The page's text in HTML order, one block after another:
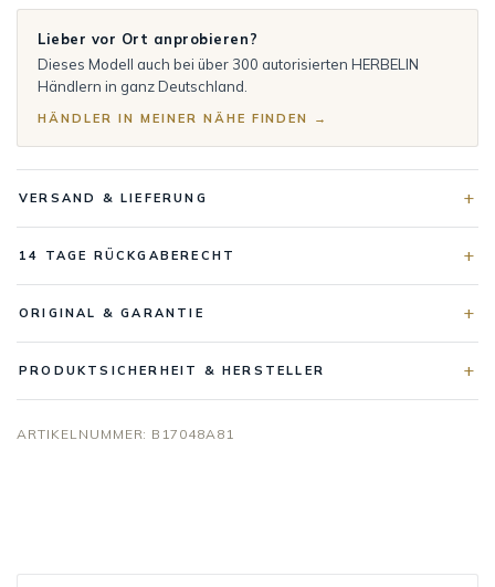
Lieber vor Ort anprobieren?
Dieses Modell auch bei über 300 autorisierten HERBELIN
Händlern in ganz Deutschland.
HÄNDLER IN MEINER NÄHE FINDEN →
VERSAND & LIEFERUNG
14 TAGE RÜCKGABERECHT
ORIGINAL & GARANTIE
PRODUKTSICHERHEIT & HERSTELLER
ARTIKELNUMMER: B17048A81